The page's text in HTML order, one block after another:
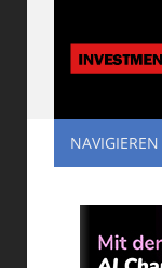
NAVIGIEREN